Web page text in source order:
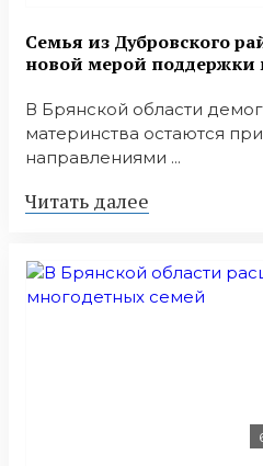
Семья из Дубровского
новой мерой поддержки
В Брянской области
материнства остаются
направлениями ...
Читать далее